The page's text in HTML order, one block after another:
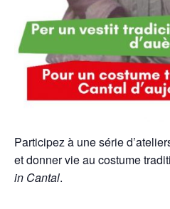
Participez à une série
et donner vie au costume
in Cantal.